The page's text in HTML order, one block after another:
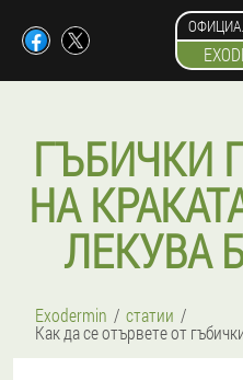
ГЪБИЧКИ
НА
ЛЕКУВА
Exodermin статии
Как да се отървете от